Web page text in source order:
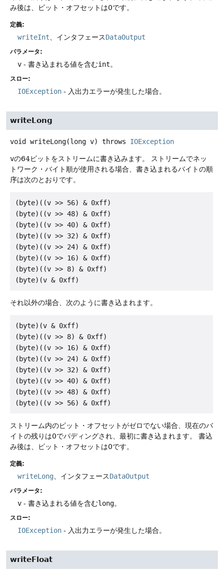
み後は、ビット・オフセットは0です。
定義:
writeInt 、インタフェースDataOutput
パラメータ:
v - 書き込まれる値を含むint。
スロー:
IOException - 入出力エラーが発生した場合。
writeLong
void writeLong(long v) throws IOException
vの64ビットをストリームに書き込みます。
ストリームでネッ
トワーク・バイト順が使用される場合、書き込まれるバイトの順
序は次のとおりです。
(byte)((v >> 56) & 0xff)
(byte)((v >> 48) & 0xff)
(byte)((v >> 40) & 0xff)
(byte)((v >> 32) & 0xff)
(byte)((v >> 24) & 0xff)
(byte)((v >> 16) & 0xff)
(byte)((v >> 8) & 0xff)
それ以外の場合、次のように書き込まれます。
(byte)(v & 0xff)
(byte)((v >> 8) & 0xff)
(byte)((v >> 16) & 0xff)
(byte)((v >> 24) & 0xff)
(byte)((v >> 32) & 0xff)
(byte)((v >> 40) & 0xff)
(byte)((v >> 48) & 0xff)
ストリーム内のビット・オフセットがゼロでない場合、現在のバ
イトの残りは0でパディングされ、最初に書き込まれます。
書込
み後は、ビット・オフセットは0です。
定義:
writeLong 、インタフェースDataOutput
パラメータ:
v - 書き込まれる値を含むlong。
スロー:
IOException - 入出力エラーが発生した場合。
writeFloat